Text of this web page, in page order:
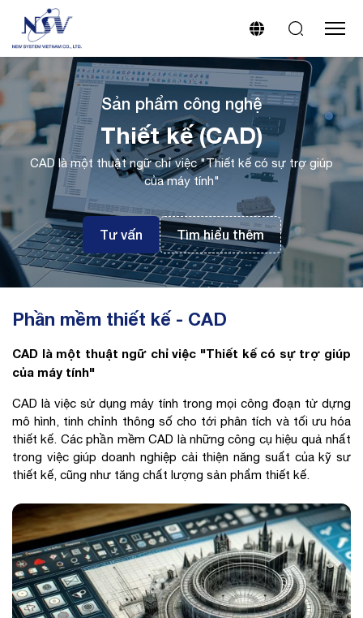
Sản phẩm công nghệ
Thiết kế (CAD)
CAD là một thuật ngữ chỉ việc "Thiết kế có sự trợ giúp
của máy tính"
Tư vấn Tìm hiểu thêm
Phần mềm thiết kế - CAD
CAD là một thuật ngữ chỉ việc "Thiết kế có sự trợ giúp
của máy tính"
CAD là việc sử dụng máy tính trong mọi công đoạn từ dựng
mô hình, tinh chỉnh thông số cho tới phân tích và tối ưu hóa
thiết kế. Các phần mềm CAD là những công cụ hiệu quả nhất
trong việc giúp doanh nghiệp cải thiện năng suất của kỹ sư
thiết kế, cũng như tăng chất lượng sản phẩm thiết kế.